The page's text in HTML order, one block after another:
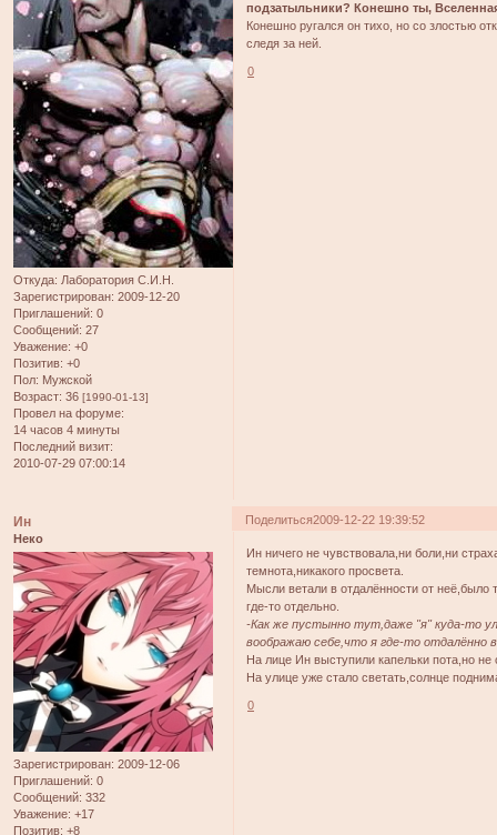
Откуда: Лаборатория С.И.Н.
Зарегистрирован: 2009-12-20
Приглашений: 0
Сообщений: 27
Уважение: +0
Позитив: +0
Пол: Мужской
Возраст: 36 [1990-01-13]
Провел на форуме:
14 часов 4 минуты
Последний визит:
2010-07-29 07:00:14
подзатыльники? Конешно ты,
Конешно ругался он тихо, но со злостью
следя за ней.
0
Поделиться2009-12-22 19:39:52
Ин
Неко
Зарегистрирован: 2009-12-06
Приглашений: 0
Сообщений: 332
Уважение: +17
Позитив: +8
Ин ничего не чувствовала,ни боли,ни
темнота,никакого просвета.
Мысли ветали в отдалённости от неё,было
где-то отдельно.
-Как же пустынно тут,даже "я" куда-то
воображаю себе,что я где-то отдалённо
На лице Ин выступили капельки пота,но не
На улице уже стало светать,солнце
0